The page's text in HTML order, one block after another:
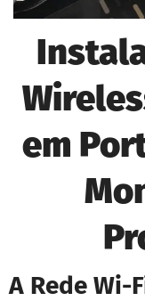
em
A Rede Wi-